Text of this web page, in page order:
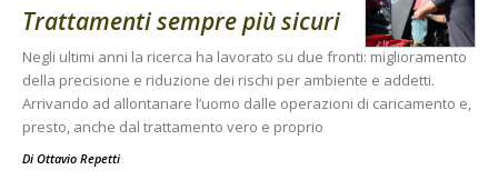
Trattamenti sempre più sicuri
Negli ultimi anni la ricerca ha lavorato su due fronti: miglioramento
della precisione e riduzione dei rischi per ambiente e addetti.
Arrivando ad allontanare l’uomo dalle operazioni di caricamento e,
presto, anche dal trattamento vero e proprio
Di Ottavio Repetti